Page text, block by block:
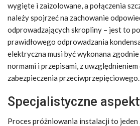
wygięte i zaizolowane, a połączenia
należy spojrzeć na zachowanie
odprowadzających skropliny – jest to
prawidłowego odprowadzania
elektryczna musi być wykonana
normami i przepisami, z
zabezpieczenia przeciwprzepięciowego.
Specjalistyczne
Proces próżniowania instalacji to jeden